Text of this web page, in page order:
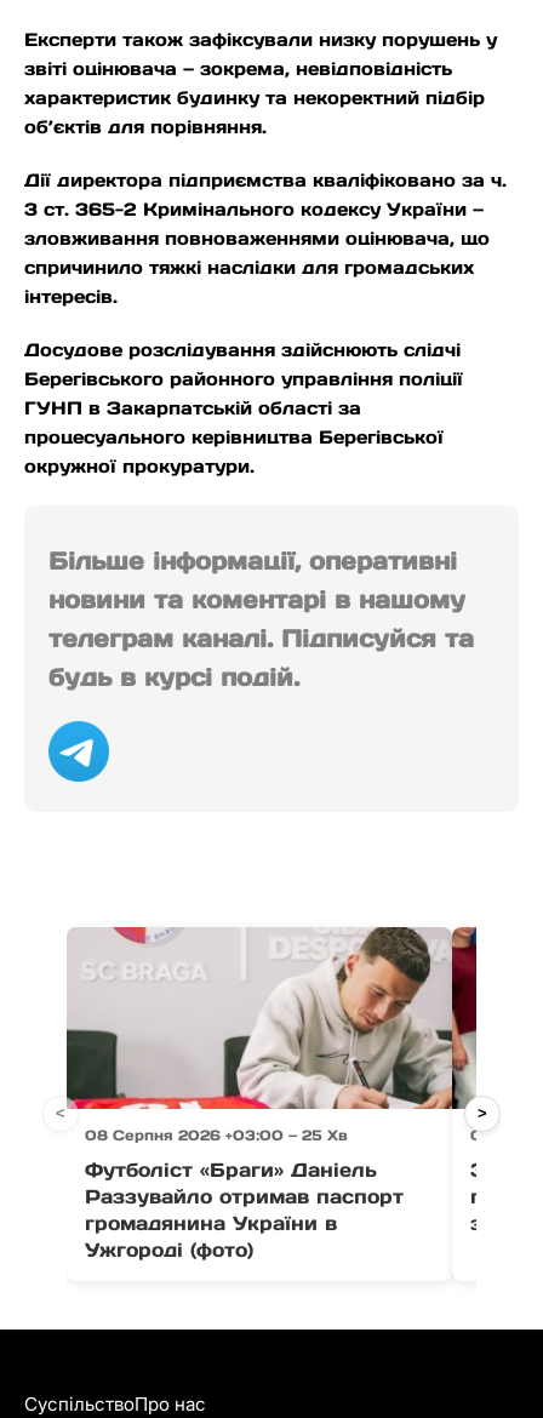
Експерти також зафіксували низку порушень у
звіті оцінювача — зокрема, невідповідність
характеристик будинку та некоректний підбір
об’єктів для порівняння.
Дії директора підприємства кваліфіковано за ч.
3 ст. 365-2 Кримінального кодексу України —
зловживання повноваженнями оцінювача, що
спричинило тяжкі наслідки для громадських
інтересів.
Досудове розслідування здійснюють слідчі
Берегівського районного управління поліції
ГУНП в Закарпатській області за
процесуального керівництва Берегівської
окружної прокуратури.
Більше інформації, оперативні
новини та коментарі в нашому
телеграм каналі. Підписуйся та
будь в курсі подій.
08 Серпня 2026 +03:00 — 25 Хв
Футболіст «Браги» Даніель
Раззувайло отримав паспорт
громадянина України в
Ужгороді (фото)
08
Зі
< >
СуспільствоПро нас